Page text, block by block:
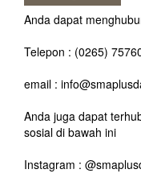
Anda dapat
Telepon : (0265)
email :
Anda juga dapat
sosial di bawah ini
Instagram :